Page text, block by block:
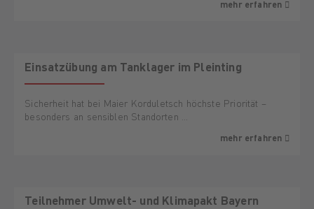
mehr erfahren
Einsatzübung am Tanklager im Pleinting
Sicherheit hat bei Maier Korduletsch höchste Priorität –
besonders an sensiblen Standorten …
mehr erfahren
Teilnehmer Umwelt- und Klimapakt Bayern